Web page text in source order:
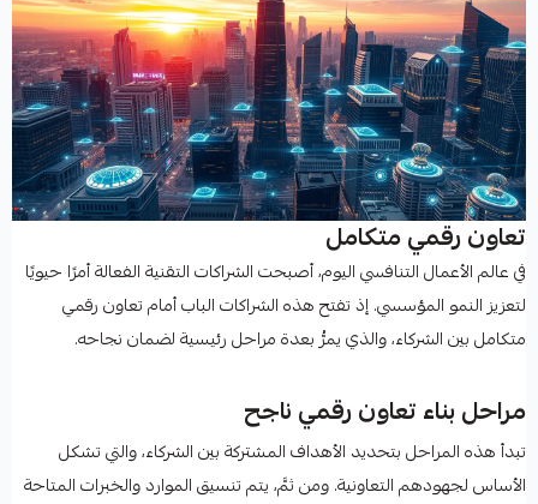
تعاون رقمي متكامل
في عالم الأعمال التنافسي اليوم، أصبحت الشراكات التقنية الفعالة أمرًا حيويًا
لتعزيز النمو المؤسسي. إذ تفتح هذه الشراكات الباب أمام تعاون رقمي
متكامل بين الشركاء، والذي يمرُّ بعدة مراحل رئيسية لضمان نجاحه.
مراحل بناء تعاون رقمي ناجح
تبدأ هذه المراحل بتحديد الأهداف المشتركة بين الشركاء، والتي تشكل
الأساس لجهودهم التعاونية. ومن ثمَّ، يتم تنسيق الموارد والخبرات المتاحة